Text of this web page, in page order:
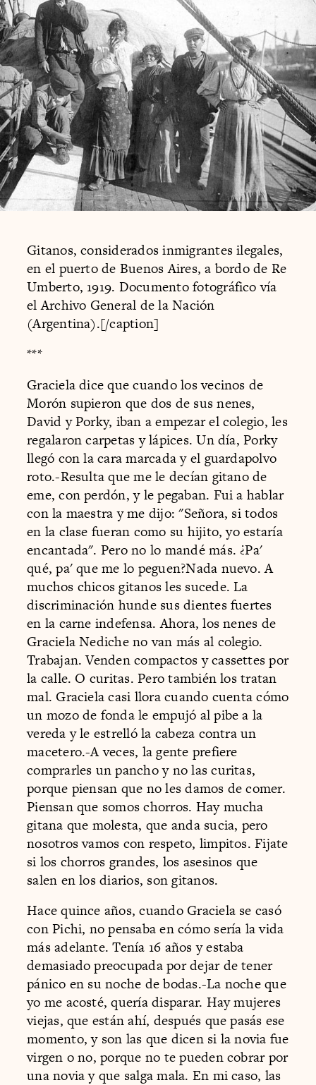
Gitanos, considerados inmigrantes ilegales,
en el puerto de Buenos Aires, a bordo de Re
Umberto, 1919. Documento fotográfico vía
el Archivo General de la Nación
(Argentina).[/caption]
***
Graciela dice que cuando los vecinos de
Morón supieron que dos de sus nenes,
David y Porky, iban a empezar el colegio, les
regalaron carpetas y lápices. Un día, Porky
llegó con la cara marcada y el guardapolvo
roto.-Resulta que me le decían gitano de
eme, con perdón, y le pegaban. Fui a hablar
con la maestra y me dijo: "Señora, si todos
en la clase fueran como su hijito, yo estaría
encantada". Pero no lo mandé más. ¿Pa'
qué, pa' que me lo peguen?Nada nuevo. A
muchos chicos gitanos les sucede. La
discriminación hunde sus dientes fuertes
en la carne indefensa. Ahora, los nenes de
Graciela Nediche no van más al colegio.
Trabajan. Venden compactos y cassettes por
la calle. O curitas. Pero también los tratan
mal. Graciela casi llora cuando cuenta cómo
un mozo de fonda le empujó al pibe a la
vereda y le estrelló la cabeza contra un
macetero.-A veces, la gente prefiere
comprarles un pancho y no las curitas,
porque piensan que no les damos de comer.
Piensan que somos chorros. Hay mucha
gitana que molesta, que anda sucia, pero
nosotros vamos con respeto, limpitos. Fijate
si los chorros grandes, los asesinos que
salen en los diarios, son gitanos.
Hace quince años, cuando Graciela se casó
con Pichi, no pensaba en cómo sería la vida
más adelante. Tenía 16 años y estaba
demasiado preocupada por dejar de tener
pánico en su noche de bodas.-La noche que
yo me acosté, quería disparar. Hay mujeres
viejas, que están ahí, después que pasás ese
momento, y son las que dicen si la novia fue
virgen o no, porque no te pueden cobrar por
una novia y que salga mala. En mi caso, las